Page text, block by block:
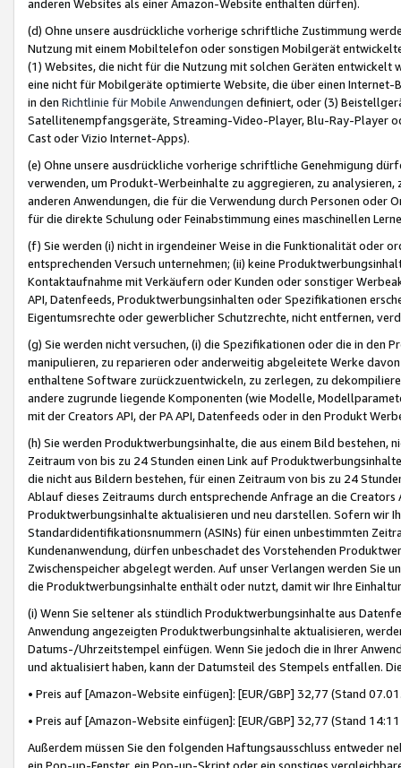
anderen Websites als einer Amazon-Website enthalten dürfen).
(d) Ohne unsere ausdrückliche vorherige schriftliche Zustimmung
Nutzung mit einem Mobiltelefon oder sonstigen Mobilgerät
(1) Websites, die nicht für die Nutzung mit solchen Geräten
eine nicht für Mobilgeräte optimierte Website, die über einen
in den Richtlinie für Mobile Anwendungen definiert, oder (3)
Satellitenempfangsgeräte, Streaming-Video-Player, Blu-Ray-Player
Cast oder Vizio Internet-Apps).
(e) Ohne unsere ausdrückliche vorherige schriftliche Genehmigung
verwenden, um Produkt-Werbeinhalte zu aggregieren, zu
anderen Anwendungen, die für die Verwendung durch Personen
für die direkte Schulung oder Feinabstimmung eines maschinellen
(f) Sie werden (i) nicht in irgendeiner Weise in die Funktionalität oder
entsprechenden Versuch unternehmen; (ii) keine
Kontaktaufnahme mit Verkäufern oder Kunden oder sonstiger
API, Datenfeeds, Produktwerbungsinhalten oder Spezifikationen
Eigentumsrechte oder gewerblicher Schutzrechte, nicht entfernen,
(g) Sie werden nicht versuchen, (i) die Spezifikationen oder die in
manipulieren, zu reparieren oder anderweitig abgeleitete Werke
enthaltene Software zurückzuentwickeln, zu zerlegen, zu
andere zugrunde liegende Komponenten (wie Modelle,
mit der Creators API, der PA API, Datenfeeds oder in den Produkt
(h) Sie werden Produktwerbungsinhalte, die aus einem Bild bestehen,
Zeitraum von bis zu 24 Stunden einen Link auf
die nicht aus Bildern bestehen, für einen Zeitraum von bis zu 24
Ablauf dieses Zeitraums durch entsprechende Anfrage an die
Produktwerbungsinhalte aktualisieren und neu darstellen. Sofern wir
Standardidentifikationsnummern (ASINs) für einen unbestimmten
Kundenanwendung, dürfen unbeschadet des Vorstehenden
Zwischenspeicher abgelegt werden. Auf unser Verlangen werden Sie
die Produktwerbungsinhalte enthält oder nutzt, damit wir Ihre
(i) Wenn Sie seltener als stündlich Produktwerbungsinhalte aus
Anwendung angezeigten Produktwerbungsinhalte aktualisieren,
Datums-/Uhrzeitstempel einfügen. Wenn Sie jedoch die in Ihrer
und aktualisiert haben, kann der Datumsteil des Stempels entfallen.
• Preis auf [Amazon-Website einfügen]: [EUR/GBP] 32,77 (Stand
• Preis auf [Amazon-Website einfügen]: [EUR/GBP] 32,77 (Stand
Außerdem müssen Sie den folgenden Haftungsausschluss entweder
ein Pop-up-Fenster, ein Pop-up-Skript oder ein sonstiges